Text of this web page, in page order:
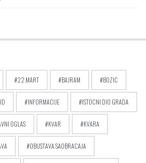
22.MART BAJRAM BOZIC
INFORMACIJE ISTOCNI DIO GRADA
OGLAS KVAR KVARA
OBUSTAVA SAOBRACAJA